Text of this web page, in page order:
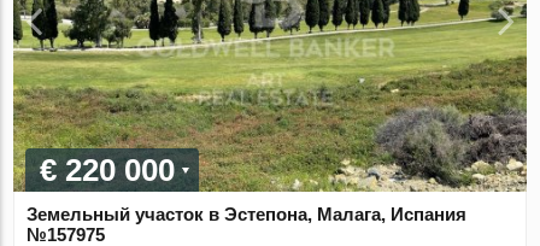
€ 220 000
Земельный участок в Эстепона, Малага, Испания
№157975